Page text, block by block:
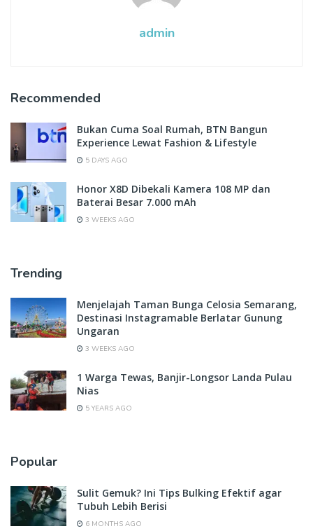
admin
Recommended
Bukan Cuma Soal Rumah, BTN Bangun
Experience Lewat Fashion & Lifestyle
5 DAYS AGO
Honor X8D Dibekali Kamera 108 MP dan
Baterai Besar 7.000 mAh
3 WEEKS AGO
Trending
Menjelajah Taman Bunga Celosia Semarang,
Destinasi Instagramable Berlatar Gunung
Ungaran
3 WEEKS AGO
1 Warga Tewas, Banjir-Longsor Landa Pulau
Nias
5 YEARS AGO
Popular
Sulit Gemuk? Ini Tips Bulking Efektif agar
Tubuh Lebih Berisi
6 MONTHS AGO